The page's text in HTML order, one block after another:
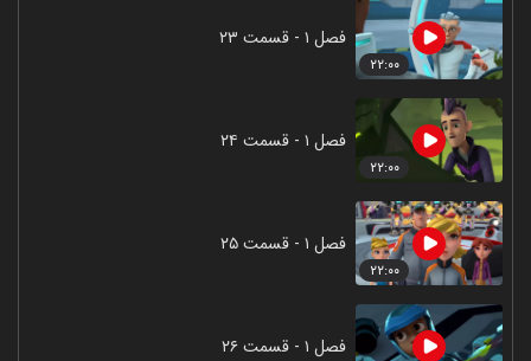
۲۲:۰۰
فصل ۱ - قسمت ۲۳
۲۲:۰۰
فصل ۱ - قسمت ۲۴
۲۲:۰۰
فصل ۱ - قسمت ۲۵
فصل ۱ - قسمت ۲۶